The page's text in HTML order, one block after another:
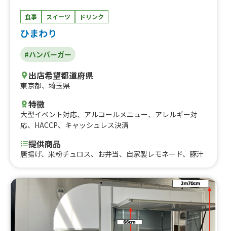
ッジポテト+唐揚げ、フィナンシェ、ハーパーソーダ、旨
辛甘辛唐揚げ丼、ジンジャーエールフロート、コーラフロ
ート、フィッシュ&チップス、ロコモコ、ふりふりトッピ
ング（コンソメ等各種）、コーラ、ジンジャエール、ホッ
トコーヒー、オレンジジュース、カルピス、樽ハイレモン
プリン、スタンダードバーガー、手ごねJBハンバーグ弁
当、アップルジュース、グレープフルーツ、限定ハンバー
ガー、JBサンド
食事 スイーツ ドリンク
ひまわり
#ハンバーガー
出店希望都道府県
東京都、 埼玉県
特徴
大型イベント対応、 アルコールメニュー、 アレルギー対
応、 HACCP、 キャッシュレス決済
提供商品
唐揚げ、米粉チュロス、お弁当、自家製レモネード、豚汁